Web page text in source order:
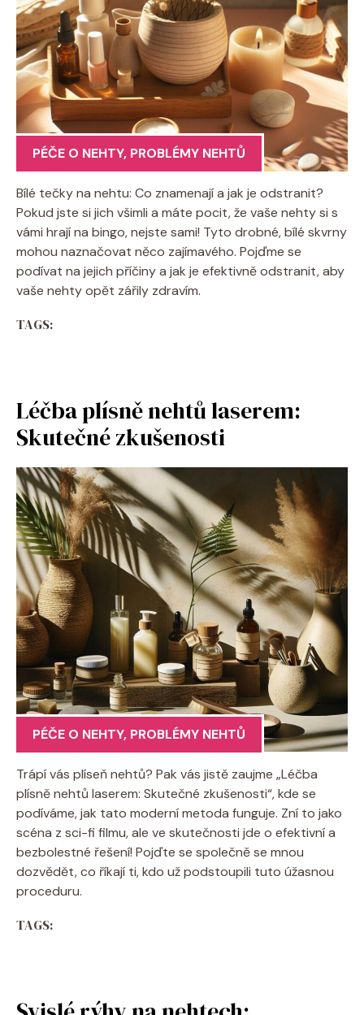
PÉČE O NEHTY, PROBLÉMY NEHTŮ
Bílé tečky na nehtu: Co znamenají a jak je odstranit?
Pokud jste si jich všimli a máte pocit, že vaše nehty si s
vámi hrají na bingo, nejste sami! Tyto drobné, bílé skvrny
mohou naznačovat něco zajímavého. Pojďme se
podívat na jejich příčiny a jak je efektivně odstranit, aby
vaše nehty opět zářily zdravím.
TAGS:
Léčba plísně nehtů laserem:
Skutečné zkušenosti
PÉČE O NEHTY, PROBLÉMY NEHTŮ
Trápí vás plíseň nehtů? Pak vás jistě zaujme „Léčba
plísně nehtů laserem: Skutečné zkušenosti“, kde se
podíváme, jak tato moderní metoda funguje. Zní to jako
scéna z sci-fi filmu, ale ve skutečnosti jde o efektivní a
bezbolestné řešení! Pojďte se společně se mnou
dozvědět, co říkají ti, kdo už podstoupili tuto úžasnou
proceduru.
TAGS: